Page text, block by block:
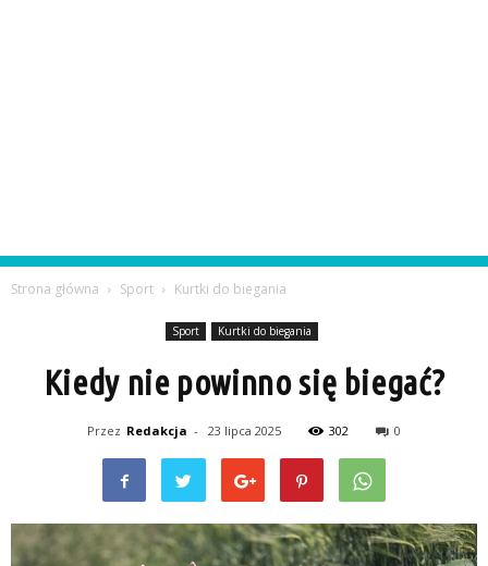
Strona główna Sport Kurtki do biegania
Sport Kurtki do biegania
Kiedy nie powinno się biegać?
Przez Redakcja - 23 lipca 2025 302 0